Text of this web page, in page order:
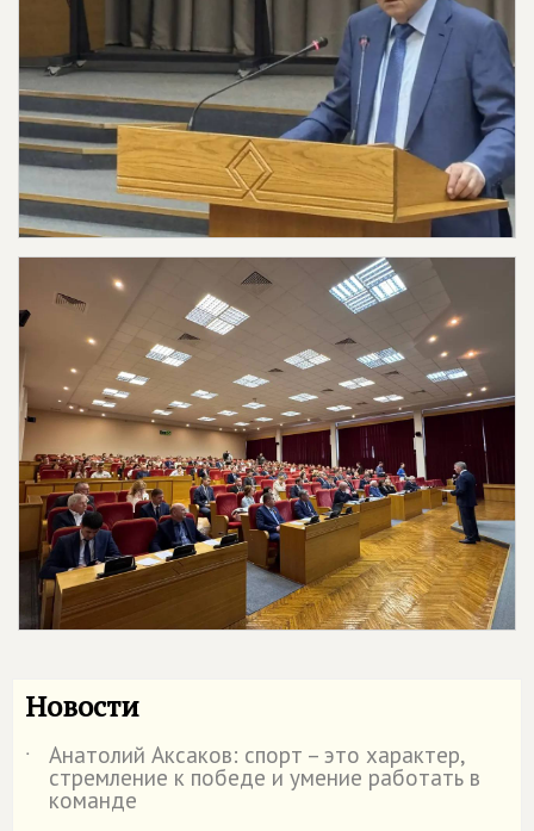
Новости
˙ Анатолий Аксаков: спорт – это характер,
стремление к победе и умение работать в
команде